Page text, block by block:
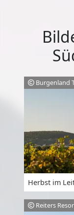
Burgenland
Herbst im
Reiters